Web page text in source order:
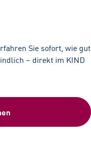
Sie sofort, wie gut
– direkt im KIND